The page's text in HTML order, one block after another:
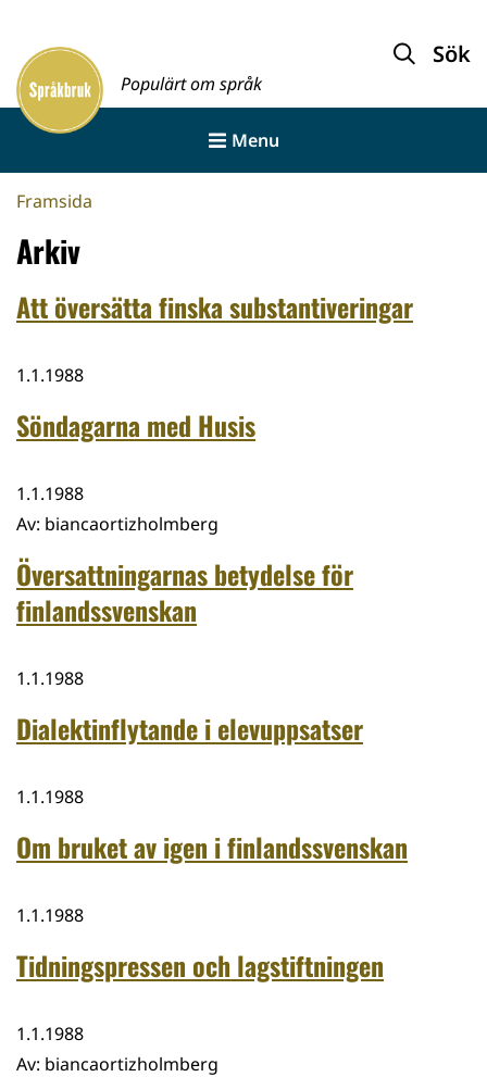
innehållet
Framsida
Populärt om språk
Sök
Menu
Framsida
Arkiv
Att översätta finska substantiveringar
1.1.1988
Söndagarna med Husis
1.1.1988
Av: biancaortizholmberg
Översattningarnas betydelse för
finlandssvenskan
1.1.1988
Dialektinflytande i elevuppsatser
1.1.1988
Om bruket av igen i finlandssvenskan
1.1.1988
Tidningspressen och lagstiftningen
1.1.1988
Av: biancaortizholmberg